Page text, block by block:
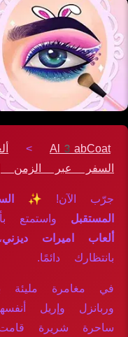
Al3abCoat
>
السفر عبر الزمن
جرّب الآن! ✨
المستقبل واستمتع
ألعاب اميرات ديزني
بانتظارك دائمًا.
في مغامرة مليئة
وربانزل وإريل
ساحرة شريرة